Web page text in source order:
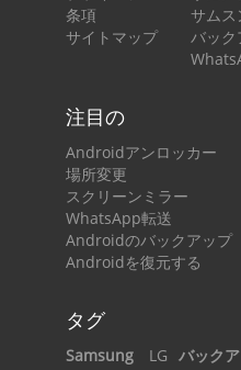
条項
サイトマップ
サムス
バック
注目の
Androidアンロッカー
場所変更
スクリーンミラー
WhatsApp転送
Androidのバックアップ
Androidを復元する
タグ
Samsung LG バック